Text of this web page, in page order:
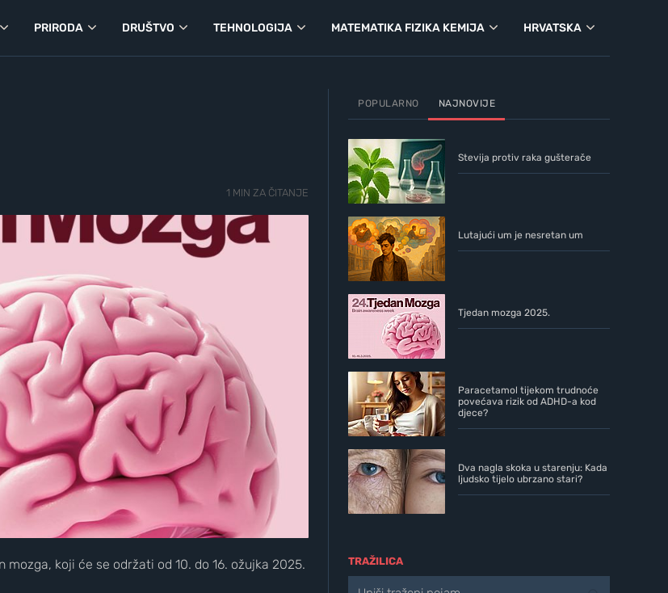
PRIRODA DRUŠTVO TEHNOLOGIJA MATEMATIKA FIZIKA KEMIJA HRVATSKA
1 MIN ZA ČITANJE
koji će se održati od 10. do 16. ožujka 2025.
POPULARNO NAJNOVIJE
Stevija protiv raka gušterače
Lutajući um je nesretan um
Tjedan mozga 2025.
Paracetamol tijekom trudnoće
povećava rizik od ADHD-a kod
djece?
Dva nagla skoka u starenju: Kada
ljudsko tijelo ubrzano stari?
TRAŽILICA